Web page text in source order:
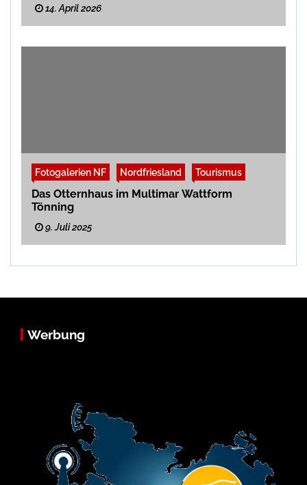
14. April 2026
Fotogalerien NF Nordfriesland Tourismus
Das Otternhaus im Multimar Wattform
Tönning
9. Juli 2025
Werbung